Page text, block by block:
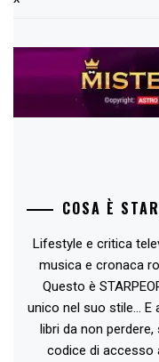
COSA È
Lifestyle e critica
musica e cronaca
Questo è
unico nel suo stile...
libri da non
codice di accesso